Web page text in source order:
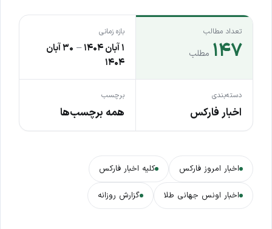
تعداد مطالب
۱۴۷ مطلب
بازه زمانی
۱ آبان ۱۴۰۴ –
۳۰ آبان
۱۴۰۴
دسته‌بندی
اخبار فارکس
برچسب
همه برچسب‌ها
اخبار امروز فارکس کلیه اخبار فارکس
اخبار اونس جهانی طلا گزارش روزانه